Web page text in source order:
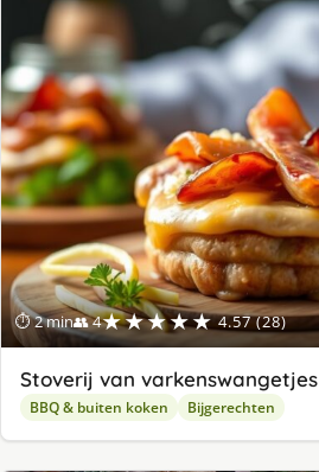
⏱ 2 min👥 4★★★★★ 4.57 (28)
Stoverij van varkenswangetjes
BBQ & buiten koken Bijgerechten